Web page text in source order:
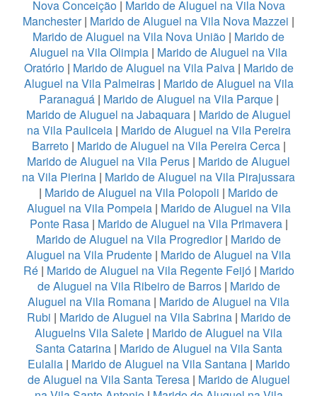
Nova Conceição| Marido de Aluguel na Vila Nova
Manchester| Marido de Aluguel na Vila Nova Mazzei |
Marido de Aluguel na Vila Nova União | Marido de
Aluguel na Vila Olimpia | Marido de Aluguel na Vila
Oratório| Marido de Aluguel na Vila Paiva| Marido de
Aluguel na Vila Palmeiras| Marido de Aluguel na Vila
Paranaguá| Marido de Aluguel na Vila Parque|
Marido de Aluguel na Jabaquara | Marido de Aluguel
na Vila Pauliceia| Marido de Aluguel na Vila Pereira
Barreto| Marido de Aluguel na Vila Pereira Cerca|
Marido de Aluguel na Vila Perus | Marido de Aluguel
na Vila Pierina | Marido de Aluguel na Vila Pirajussara
| Marido de Aluguel na Vila Polopoli | Marido de
Aluguel na Vila Pompeia| Marido de Aluguel na Vila
Ponte Rasa| Marido de Aluguel na Vila Primavera|
Marido de Aluguel na Vila Progredior| Marido de
Aluguel na Vila Prudente | Marido de Aluguel na Vila
Ré| Marido de Aluguel na Vila Regente Feijó| Marido
de Aluguel na Vila Ribeiro de Barros| Marido de
Aluguel na Vila Romana | Marido de Aluguel na Vila
Rubi | Marido de Aluguel na Vila Sabrina| Marido de
Aluguelns Vila Salete | Marido de Aluguel na Vila
Santa Catarina| Marido de Aluguel na Vila Santa
Eulalia| Marido de Aluguel na Vila Santana| Marido
de Aluguel na Vila Santa Teresa| Marido de Aluguel